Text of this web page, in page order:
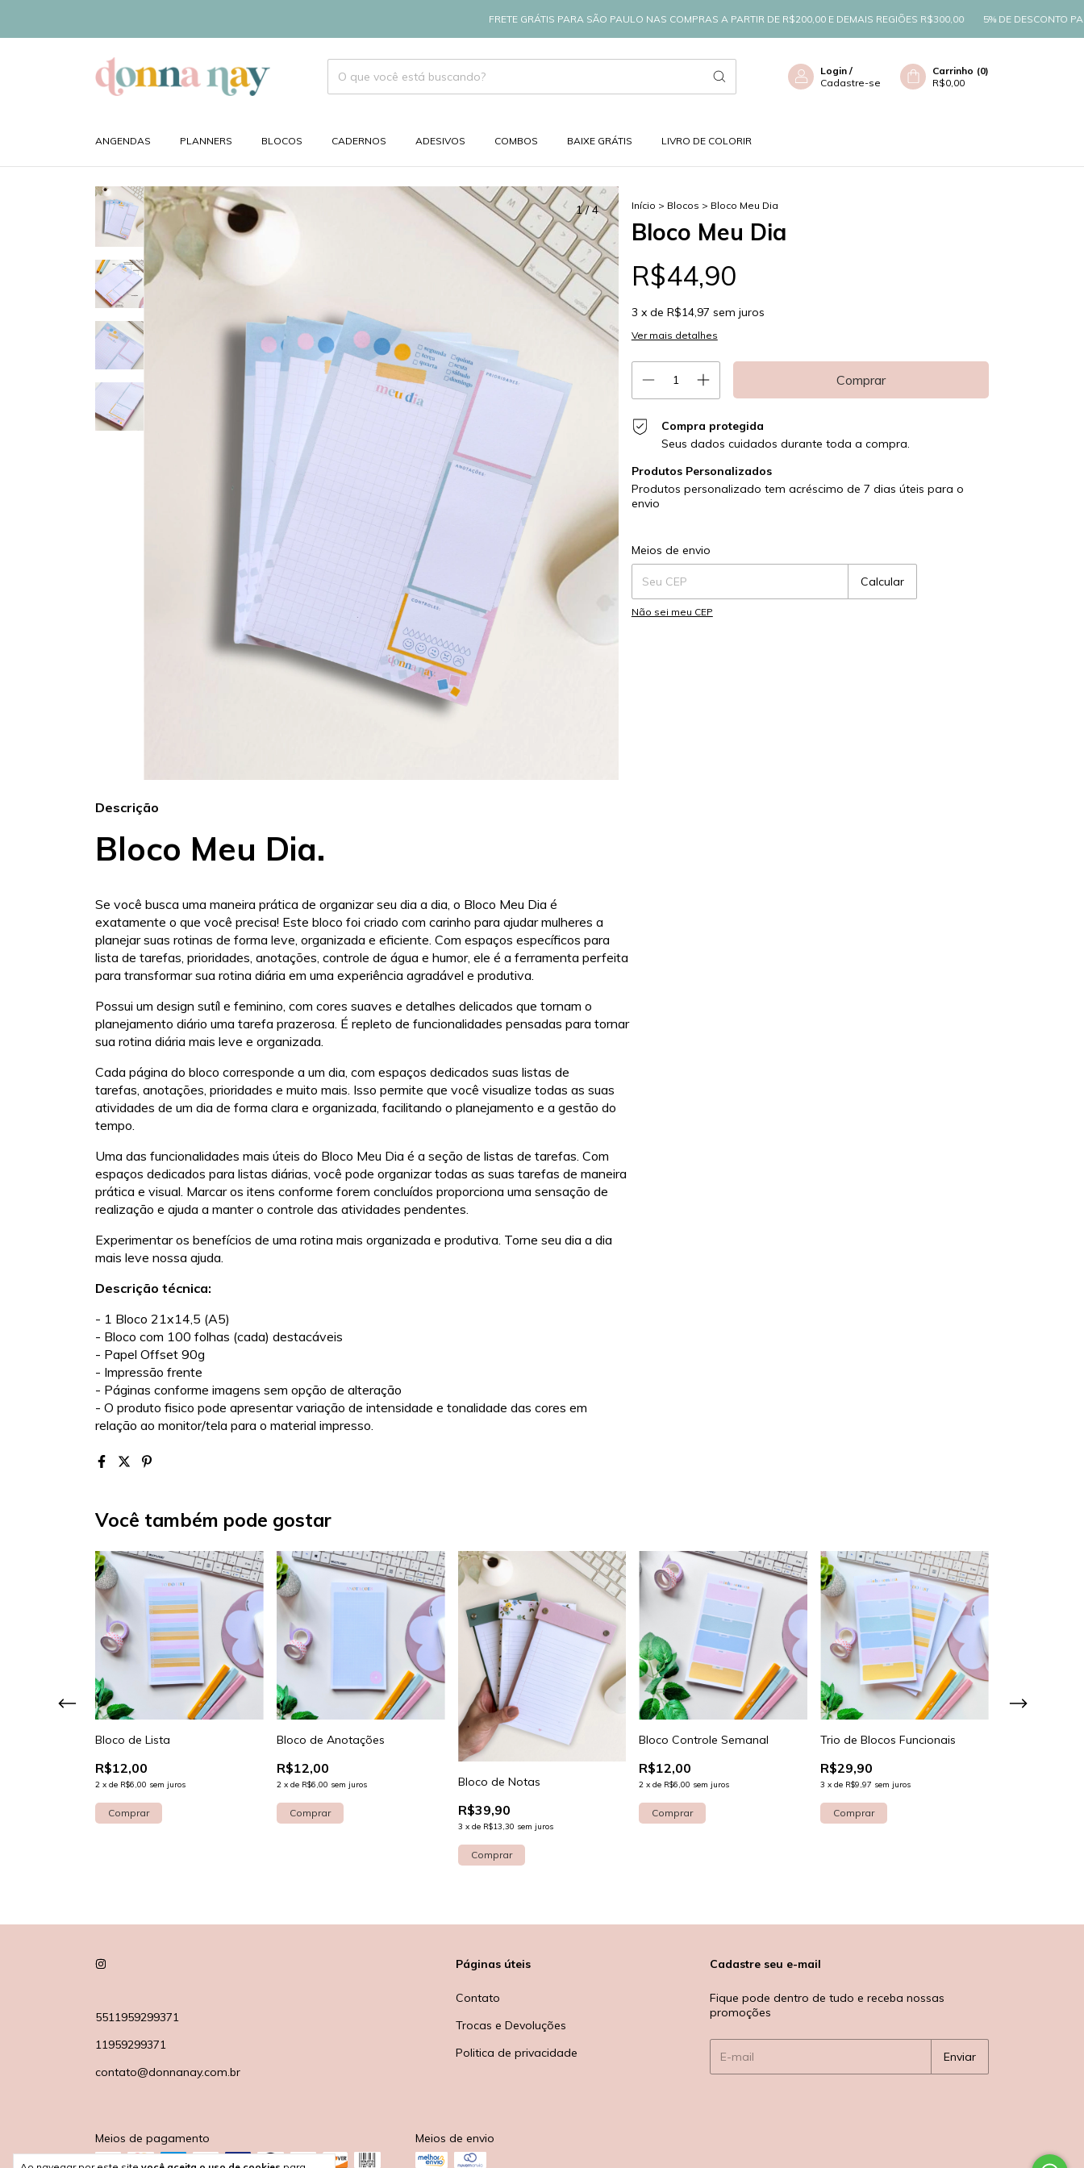
FRETE GRÁTIS PARA SÃO PAULO NAS COMPRAS A PARTIR DE R$200,00 E DEMAIS REGIÕES R$300,00 5% DE DESCONTO
Login /
Cadastre-se
Carrinho (0)
R$0,00
ANGENDAS PLANNERS BLOCOS CADERNOS ADESIVOS COMBOS BAIXE GRÁTIS LIVRO DE COLORIR
1/4 Início > Blocos > Bloco Meu Dia
Bloco Meu Dia
R$44,90
3 x de R$14,97 sem juros
Ver mais detalhes
Compra protegida
Seus dados cuidados durante toda a compra.
Produtos Personalizados
Produtos personalizado tem acréscimo de 7 dias úteis para o
envio
Entregas para o CEP:
Meios de envio
Calcular
Não sei meu CEP
Descrição
Bloco Meu Dia.
Se você busca uma maneira prática de organizar seu dia a dia, o Bloco Meu Dia é
exatamente o que você precisa! Este bloco foi criado com carinho para ajudar mulheres a
planejar suas rotinas de forma leve, organizada e eficiente. Com espaços específicos para
lista de tarefas, prioridades, anotações, controle de água e humor, ele é a ferramenta perfeita
para transformar sua rotina diária em uma experiência agradável e produtiva.
Possui um design sutíl e feminino, com cores suaves e detalhes delicados que tornam o
planejamento diário uma tarefa prazerosa. É repleto de funcionalidades pensadas para tornar
sua rotina diária mais leve e organizada.
Cada página do bloco corresponde a um dia, com espaços dedicados suas listas de
tarefas, anotações, prioridades e muito mais. Isso permite que você visualize todas as suas
atividades de um dia de forma clara e organizada, facilitando o planejamento e a gestão do
tempo.
Uma das funcionalidades mais úteis do Bloco Meu Dia é a seção de listas de tarefas. Com
espaços dedicados para listas diárias, você pode organizar todas as suas tarefas de maneira
prática e visual. Marcar os itens conforme forem concluídos proporciona uma sensação de
realização e ajuda a manter o controle das atividades pendentes.
Experimentar os benefícios de uma rotina mais organizada e produtiva. Torne seu dia a dia
mais leve nossa ajuda.
Descrição técnica:
- 1 Bloco 21x14,5 (A5)
- Bloco com 100 folhas (cada) destacáveis
- Papel Offset 90g
- Impressão frente
- Páginas conforme imagens sem opção de alteração
- O produto fisico pode apresentar variação de intensidade e tonalidade das cores em
relação ao monitor/tela para o material impresso.
Você também pode gostar
Bloco de Lista
R$12,00
2 x de R$6,00 sem juros
Bloco de Anotações
R$12,00
2 x de R$6,00 sem juros Bloco de Notas
R$39,90
3 x de R$13,30 sem juros
Comprar
Bloco Controle Semanal
R$12,00
2 xde R$6,00 sem juros
Trio de Blocos Funcionais
R$29,90
3 xde R$9,97 sem juros
5511959299371
11959299371
contato@donnanay.com.br
Páginas úteis
Contato
Trocas e Devoluções
Politica de privacidade
Cadastre seu e-mail
Fique pode dentro de tudo e receba nossas
promoções
Meios de pagamento Meios de envio